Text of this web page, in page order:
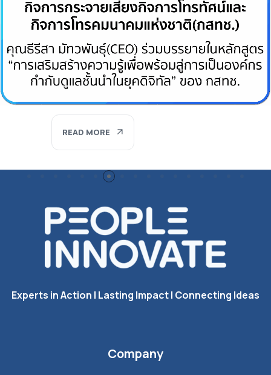
READ MORE
Experts in Action I Lasting Impact I Connecting Ideas
Company